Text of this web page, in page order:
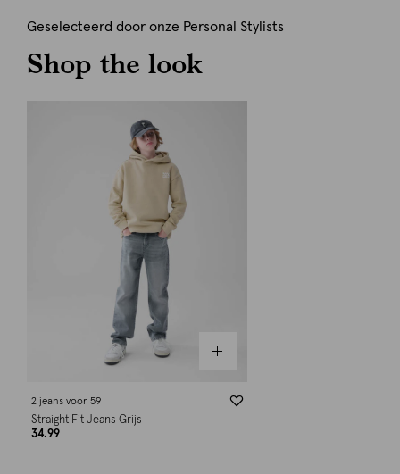
Geselecteerd door onze Personal Stylists
Shop the look
2 jeans voor 59
Straight Fit Jeans Grijs
34.99